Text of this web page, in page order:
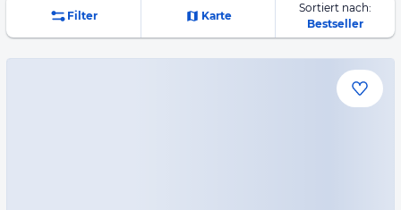
Filter Karte
Sortiert nach:
Bestseller